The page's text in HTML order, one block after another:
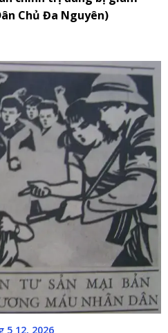
Chủ Đa Nguyên)
5 12, 2026